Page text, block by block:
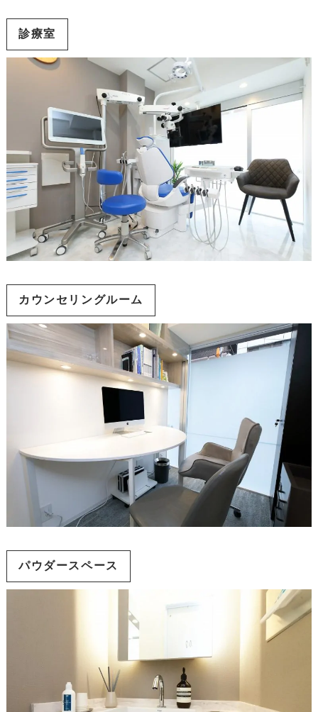
診療室
カウンセリングルーム
パウダースペース